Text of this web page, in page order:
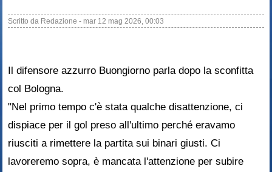
Scritto da Redazione - mar 12 mag 2026, 00:03
Il difensore azzurro Buongiorno parla dopo la sconfitta
col Bologna.
"Nel primo tempo c'è stata qualche disattenzione, ci
dispiace per il gol preso all'ultimo perché eravamo
riusciti a rimettere la partita sui binari giusti. Ci
lavoreremo sopra, è mancata l'attenzione per subire